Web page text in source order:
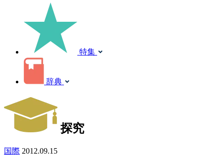
特集
辞典
探究
国際 2012.09.15